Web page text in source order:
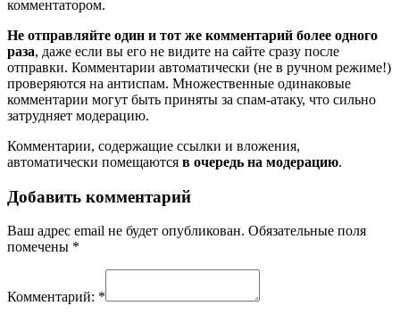
комментатором.
Не отправляйте один и тот же комментарий более одного
раза, даже если вы его не видите на сайте сразу после
отправки. Комментарии автоматически (не в ручном режиме!)
проверяются на антиспам. Множественные одинаковые
комментарии могут быть приняты за спам-атаку, что сильно
затрудняет модерацию.
Комментарии, содержащие ссылки и вложения,
автоматически помещаются в очередь на модерацию.
Добавить комментарий
Ваш адрес email не будет опубликован. Обязательные поля
помечены *
Комментарий: *